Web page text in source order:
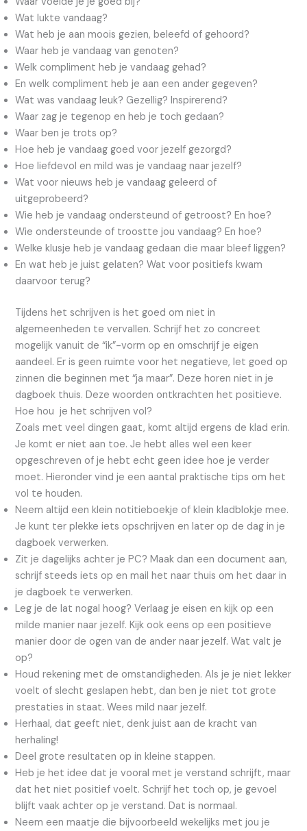
Wat lukte vandaag?
Wat heb je aan moois gezien, beleefd of gehoord?
Waar heb je vandaag van genoten?
Welk compliment heb je vandaag gehad?
En welk compliment heb je aan een ander gegeven?
Wat was vandaag leuk? Gezellig? Inspirerend?
Waar zag je tegenop en heb je toch gedaan?
Waar ben je trots op?
Hoe heb je vandaag goed voor jezelf gezorgd?
Hoe liefdevol en mild was je vandaag naar jezelf?
Wat voor nieuws heb je vandaag geleerd of
uitgeprobeerd?
Wie heb je vandaag ondersteund of getroost? En hoe?
Wie ondersteunde of troostte jou vandaag? En hoe?
Welke klusje heb je vandaag gedaan die maar bleef liggen?
En wat heb je juist gelaten? Wat voor positiefs kwam
daarvoor terug?
Tijdens het schrijven is het goed om niet in
algemeenheden te vervallen. Schrijf het zo concreet
mogelijk vanuit de “ik”-vorm op en omschrijf je eigen
aandeel. Er is geen ruimte voor het negatieve, let goed op
zinnen die beginnen met “ja maar”. Deze horen niet in je
dagboek thuis. Deze woorden ontkrachten het positieve.
Hoe hou je het schrijven vol?
Zoals met veel dingen gaat, komt altijd ergens de klad erin.
Je komt er niet aan toe. Je hebt alles wel een keer
opgeschreven of je hebt echt geen idee hoe je verder
moet. Hieronder vind je een aantal praktische tips om het
vol te houden.
Neem altijd een klein notitieboekje of klein kladblokje mee.
Je kunt ter plekke iets opschrijven en later op de dag in je
dagboek verwerken.
Zit je dagelijks achter je PC? Maak dan een document aan,
schrijf steeds iets op en mail het naar thuis om het daar in
je dagboek te verwerken.
Leg je de lat nogal hoog? Verlaag je eisen en kijk op een
milde manier naar jezelf. Kijk ook eens op een positieve
manier door de ogen van de ander naar jezelf. Wat valt je
op?
Houd rekening met de omstandigheden. Als je je niet lekker
voelt of slecht geslapen hebt, dan ben je niet tot grote
prestaties in staat. Wees mild naar jezelf.
Herhaal, dat geeft niet, denk juist aan de kracht van
herhaling!
Deel grote resultaten op in kleine stappen.
Heb je het idee dat je vooral met je verstand schrijft, maar
dat het niet positief voelt. Schrijf het toch op, je gevoel
blijft vaak achter op je verstand. Dat is normaal.
Neem een maatje die bijvoorbeeld wekelijks met jou je